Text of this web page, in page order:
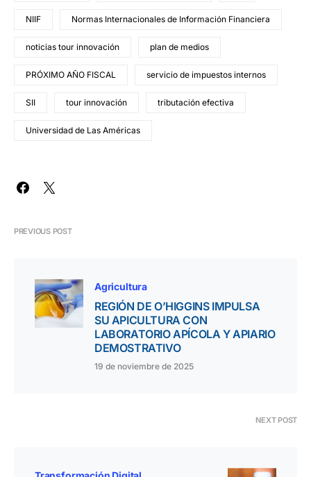
NIIF Normas Internacionales de Información Financiera
noticias tour innovación plan de medios
PRÓXIMO AÑO FISCAL servicio de impuestos internos
SII tour innovación tributación efectiva
Universidad de Las Américas
PREVIOUS POST
Agricultura
REGIÓN DE O’HIGGINS IMPULSA
SU APICULTURA CON
LABORATORIO APÍCOLA Y APIARIO
DEMOSTRATIVO
19 de noviembre de 2025
NEXT POST